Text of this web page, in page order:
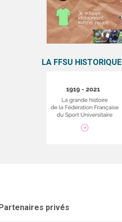
LA FFSU HISTORIQUE
Partenaires privés